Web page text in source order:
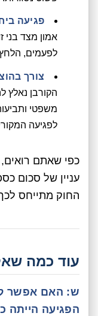
פגיעה
אמון מצד בני
לפעמים,
צורך
הקורבן נאלץ
משפטי
לפגיעה
כפי שאתם
עניין של סכום
החוק מתייחס
עוד כמה
ש: האם אפשר
הפגיעה הייתה